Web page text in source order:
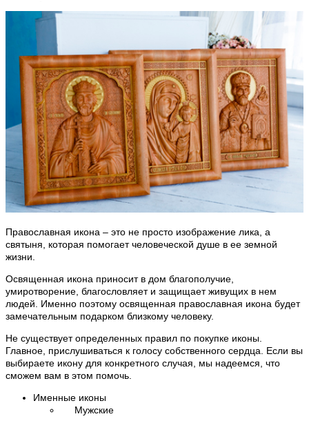
Православная икона – это не просто изображение лика, а
святыня, которая помогает человеческой душе в ее земной
жизни.
Освященная икона приносит в дом благополучие,
умиротворение, благословляет и защищает живущих в нем
людей. Именно поэтому освященная православная икона будет
замечательным подарком близкому человеку.
Не существует определенных правил по покупке иконы.
Главное, прислушиваться к голосу собственного сердца. Если вы
выбираете икону для конкретного случая, мы надеемся, что
сможем вам в этом помочь.
Именные иконы
Мужские